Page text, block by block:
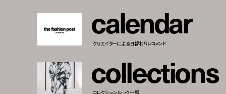
calendar
クリエイターによる日替わりレコメンド
collections
コレクションルック一覧